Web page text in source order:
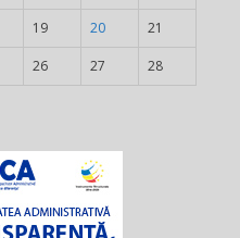
19 20 21
26 27 28